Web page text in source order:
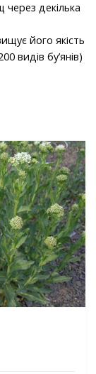
декілька
його якість
видів бу’янів)